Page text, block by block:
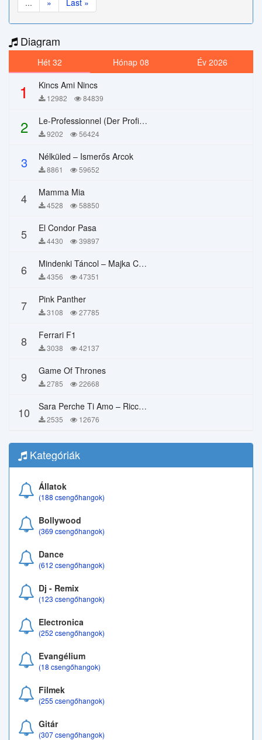
... » Last »
Diagram
Hét 32 Hónap 08 Év 2026
1 Kincs Ami Nincs
12982 84839
2 Le-Professionnel (Der Profi) – Chi Mai
9202 56424
3 Nélküled – Ismerős Arcok
8861 59652
4 Mamma Mia
4528 58850
5 El Condor Pasa
4430 39897
6 Mindenki Táncol – Majka Curtis, Péter Majoros
4356 47351
7 Pink Panther
3108 27785
8 Ferrari F1
3038 42137
9 Game Of Thrones
2785 22668
10 Sara Perche Ti Amo – Ricchi E Poveri
2535 12676
Kategóriák
Állatok
(188 csengőhangok)
Bollywood
(369 csengőhangok)
Dance
(612 csengőhangok)
Dj - Remix
(123 csengőhangok)
Electronica
(252 csengőhangok)
Evangélium
(18 csengőhangok)
Filmek
(255 csengőhangok)
Gitár
(307 csengőhangok)